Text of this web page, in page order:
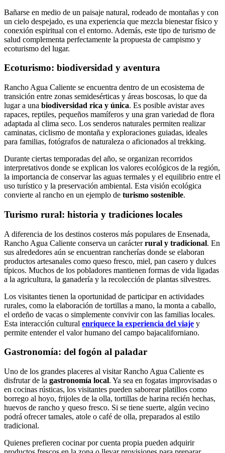
Bañarse en medio de un paisaje natural, rodeado de montañas y con
un cielo despejado, es una experiencia que mezcla bienestar físico y
conexión espiritual con el entorno. Además, este tipo de turismo de
salud complementa perfectamente la propuesta de campismo y
ecoturismo del lugar.
Ecoturismo: biodiversidad y aventura
Rancho Agua Caliente se encuentra dentro de un ecosistema de
transición entre zonas semidesérticas y áreas boscosas, lo que da
lugar a una biodiversidad rica y única. Es posible avistar aves
rapaces, reptiles, pequeños mamíferos y una gran variedad de flora
adaptada al clima seco. Los senderos naturales permiten realizar
caminatas, ciclismo de montaña y exploraciones guiadas, ideales
para familias, fotógrafos de naturaleza o aficionados al trekking.
Durante ciertas temporadas del año, se organizan recorridos
interpretativos donde se explican los valores ecológicos de la región,
la importancia de conservar las aguas termales y el equilibrio entre el
uso turístico y la preservación ambiental. Esta visión ecológica
convierte al rancho en un ejemplo de turismo sostenible.
Turismo rural: historia y tradiciones locales
A diferencia de los destinos costeros más populares de Ensenada,
Rancho Agua Caliente conserva un carácterrural y tradicional. En
sus alrededores aún se encuentran rancherías donde se elaboran
productos artesanales como queso fresco, miel, pan casero y dulces
típicos. Muchos de los pobladores mantienen formas de vida ligadas
a la agricultura, la ganadería y la recolección de plantas silvestres.
Los visitantes tienen la oportunidad de participar en actividades
rurales, como la elaboración de tortillas a mano, la monta a caballo,
el ordeño de vacas o simplemente convivir con las familias locales.
Esta interacción cultural enriquece la experiencia del viaje y
permite entender el valor humano del campo bajacaliforniano.
Gastronomía: del fogón al paladar
Uno de los grandes placeres al visitar Rancho Agua Caliente es
disfrutar de la gastronomía local. Ya sea en fogatas improvisadas o
en cocinas rústicas, los visitantes pueden saborear platillos como
borrego al hoyo, frijoles de la olla, tortillas de harina recién hechas,
huevos de rancho y queso fresco. Si se tiene suerte, algún vecino
podrá ofrecer tamales, atole o café de olla, preparados al estilo
tradicional.
Quienes prefieren cocinar por cuenta propia pueden adquirir